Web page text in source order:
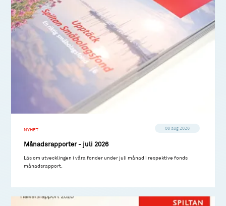
NYHET 06 aug 2026
Månadsrapporter - juli 2026
Läs om utvecklingen i våra fonder under juli månad i respektive fonds
månadsrapport.